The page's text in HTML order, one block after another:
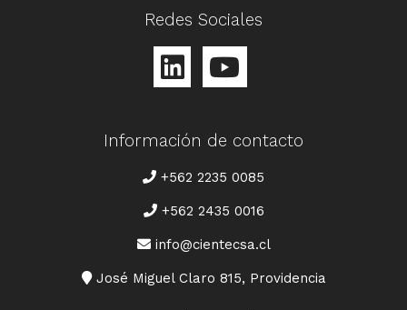
Redes Sociales
Información de contacto
TELÉFONO
+562 2235 0085
+562 2435 0016
CORREO
info@cientecsa.cl
DIRECCIÓN
José Miguel Claro 815, Providencia